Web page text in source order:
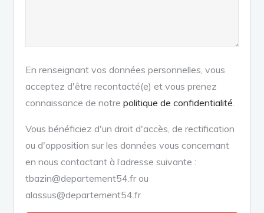
En renseignant vos données personnelles, vous
acceptez d'être recontacté(e) et vous prenez
connaissance de notrepolitique de confidentialité
Vous bénéficiez d'un droit d'accès, de rectification
ou d'opposition sur les données vous concernant
en nous contactant à l’adresse suivante :
tbazin@departement54.fr ou
alassus@departement54.fr